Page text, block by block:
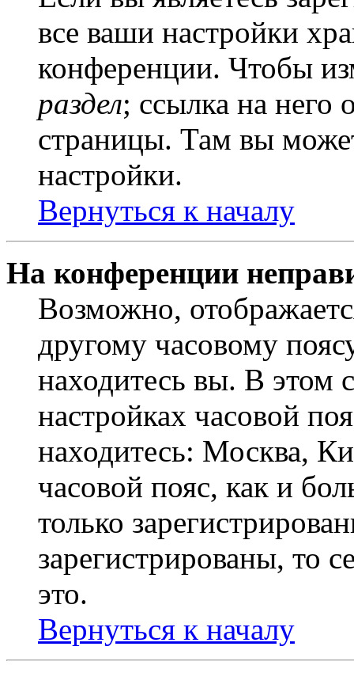
все ваши настройки
конференции. Чтобы
раздел; ссылка на него
страницы. Там вы
настройки.
Вернуться к началу
На конференции
Возможно,
другому часовому
находитесь вы. В этом
настройках часовой
находитесь: Москва,
часовой пояс, как и
только
зарегистрированы, то
это.
Вернуться к началу